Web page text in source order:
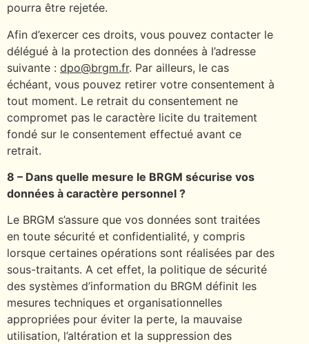
pourra être rejetée.
Afin d’exercer ces droits, vous pouvez contacter le
délégué à la protection des données à l’adresse
suivante : dpo@brgm.fr. Par ailleurs, le cas
échéant, vous pouvez retirer votre consentement à
tout moment. Le retrait du consentement ne
compromet pas le caractère licite du traitement
fondé sur le consentement effectué avant ce
retrait.
8 – Dans quelle mesure le BRGM sécurise vos
données à caractère personnel ?
Le BRGM s’assure que vos données sont traitées
en toute sécurité et confidentialité, y compris
lorsque certaines opérations sont réalisées par des
sous-traitants. A cet effet, la politique de sécurité
des systèmes d’information du BRGM définit les
mesures techniques et organisationnelles
appropriées pour éviter la perte, la mauvaise
utilisation, l’altération et la suppression des